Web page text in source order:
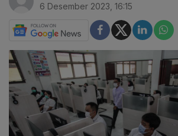
6 Desember 2023, 16:15